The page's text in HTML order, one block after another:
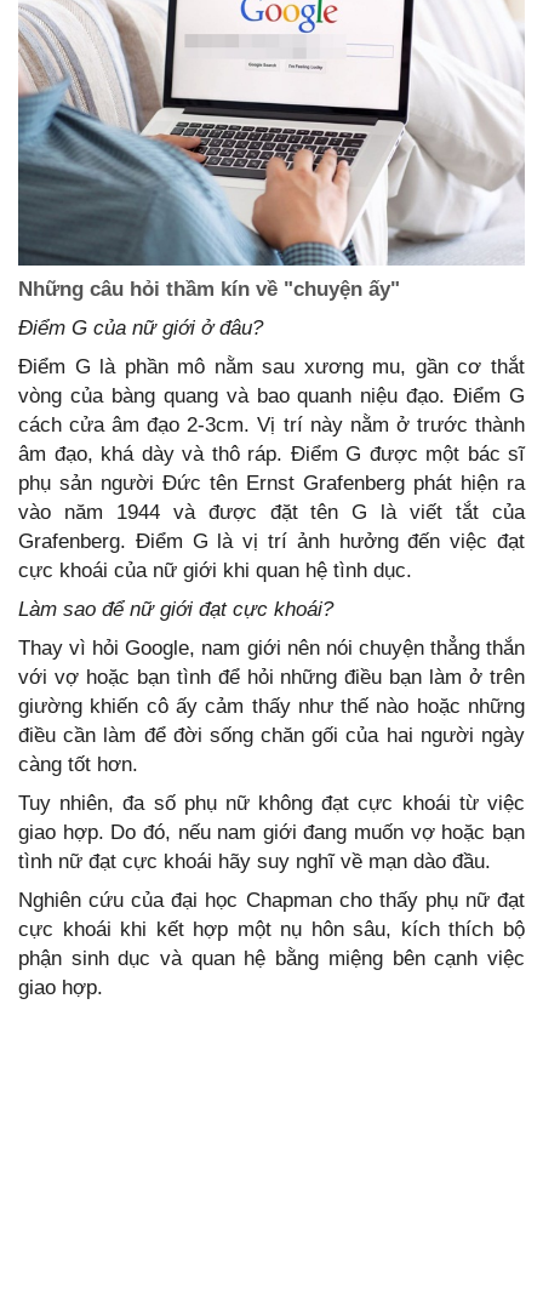
Những câu hỏi thầm kín về "chuyện ấy"
Điểm G của nữ giới ở đâu?
Điểm G là phần mô nằm sau xương mu, gần cơ thắt
vòng của bàng quang và bao quanh niệu đạo. Điểm G
cách cửa âm đạo 2-3cm. Vị trí này nằm ở trước thành
âm đạo, khá dày và thô ráp. Điểm G được một bác sĩ
phụ sản người Đức tên Ernst Grafenberg phát hiện ra
vào năm 1944 và được đặt tên G là viết tắt của
Grafenberg. Điểm G là vị trí ảnh hưởng đến việc đạt
cực khoái của nữ giới khi quan hệ tình dục.
Làm sao để nữ giới đạt cực khoái?
Thay vì hỏi Google, nam giới nên nói chuyện thẳng thắn
với vợ hoặc bạn tình để hỏi những điều bạn làm ở trên
giường khiến cô ấy cảm thấy như thế nào hoặc những
điều cần làm để đời sống chăn gối của hai người ngày
càng tốt hơn.
Tuy nhiên, đa số phụ nữ không đạt cực khoái từ việc
giao hợp. Do đó, nếu nam giới đang muốn vợ hoặc bạn
tình nữ đạt cực khoái hãy suy nghĩ về mạn dào đầu.
Nghiên cứu của đại học Chapman cho thấy phụ nữ đạt
cực khoái khi kết hợp một nụ hôn sâu, kích thích bộ
phận sinh dục và quan hệ bằng miệng bên cạnh việc
giao hợp.